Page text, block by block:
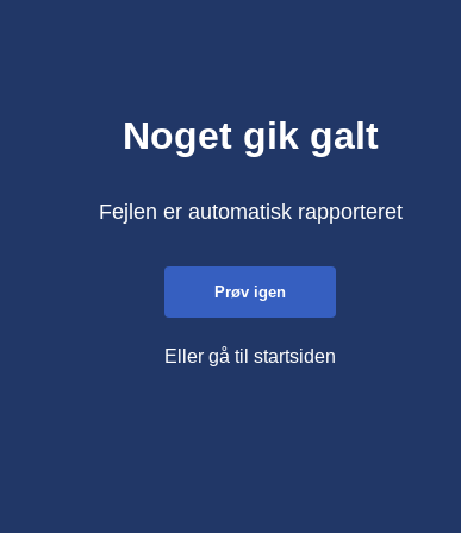
Noget gik galt
Fejlen er automatisk rapporteret
Prøv igen
Eller gå til startsiden